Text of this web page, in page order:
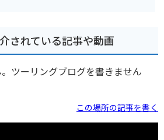
されている記事や動画
ツーリングブログを書きません
この場所の記事を書く